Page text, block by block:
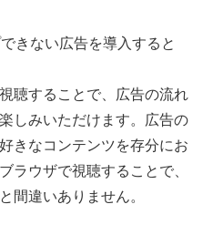
きない広告を導入すると
聴することで、広告の流れ
しみいただけます。広告の
きなコンテンツを存分にお
ラウザで視聴することで、
間違いありません。